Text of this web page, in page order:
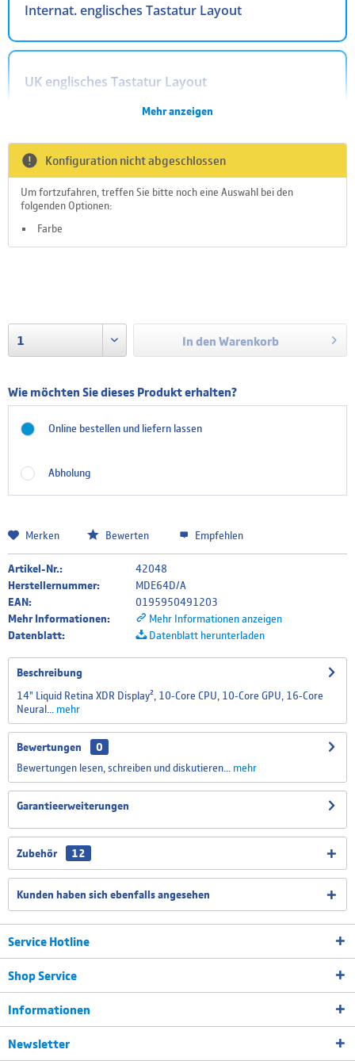
Internat. englisches Tastatur Layout
UK englisches Tastatur Layout
Arabisches Tastatur Layout
Belgisches Tastatur Layout
Französisches Tastatur Layout
Italienisches Tastatur Layout
Schweizer Tastatur Layout
Spanisches Tastatur Layout
Portugiesisch Tastatur Layout
Mehr anzeigen
Konfiguration nicht abgeschlossen
Um fortzufahren, treffen Sie bitte noch eine Auswahl bei den
folgenden Optionen:
Farbe
In den Warenkorb
Wie möchten Sie dieses Produkt erhalten?
Online bestellen und liefern lassen
Abholung
Merken Bewerten Empfehlen
Artikel-Nr.:
42048
Herstellernummer:
MDE64D/A
EAN:
0195950491203
Mehr Informationen:
Mehr Informationen anzeigen
Datenblatt:
Datenblatt herunterladen
Beschreibung
14" Liquid Retina XDR Display², 10‑Core CPU, 10‑Core GPU, 16‑Core
Neural...
mehr
Bewertungen
0
Bewertungen lesen, schreiben und diskutieren...
mehr
Garantieerweiterungen
Zubehör 12
Kunden haben sich ebenfalls angesehen
Service Hotline
Shop Service
Informationen
Newsletter